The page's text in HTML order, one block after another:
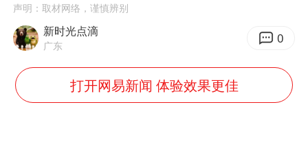
女子发现前夫婚内与第三者育子
以军士兵把枪口对准中国记者
声明：取材网络，谨慎辨别
新时光点滴
广东 0
打开网易新闻 体验效果更佳